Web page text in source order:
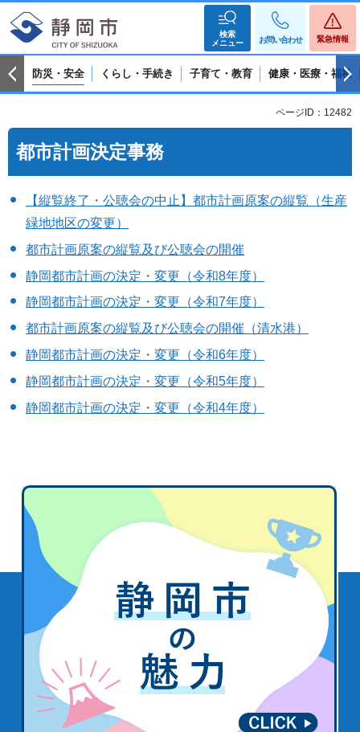
検索
メニュー
お問い合わせ 緊急情報
防災・安全 くらし・手続き 子育て・教育 健康・医療・福祉
ページID：12482
都市計画決定事務
【縦覧終了・公聴会の中止】都市計画原案の縦覧（生産
緑地地区の変更）
都市計画原案の縦覧及び公聴会の開催
静岡都市計画の決定・変更（令和8年度）
静岡都市計画の決定・変更（令和7年度）
都市計画原案の縦覧及び公聴会の開催（清水港）
静岡都市計画の決定・変更（令和6年度）
静岡都市計画の決定・変更（令和5年度）
静岡都市計画の決定・変更（令和4年度）